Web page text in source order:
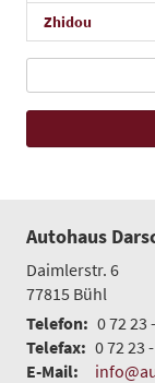
Zhidou
Autohaus
Daimlerstr. 6
77815 Bühl
Telefon: 0 72 23
Telefax: 0 72 23
E-Mail: